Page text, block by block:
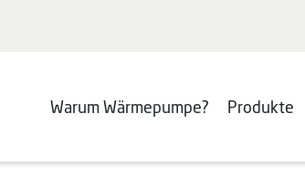
Warum Wärmepumpe? Produkte